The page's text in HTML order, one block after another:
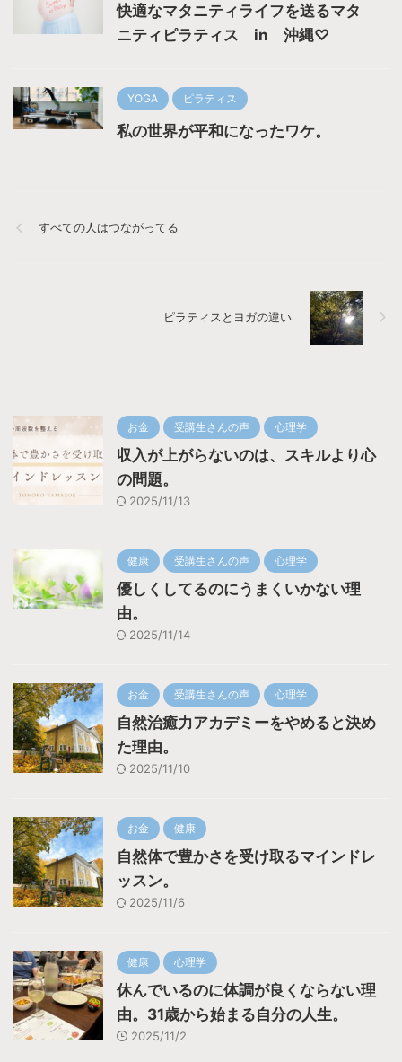
快適なマタニティライフを送るマタ
ニティピラティス in 沖縄♡
YOGA ピラティス
私の世界が平和になったワケ。
すべての人はつながってる
ピラティスとヨガの違い
お金 受講生さんの声 心理学
収入が上がらないのは、スキルより心
の問題。
2025/11/13
健康 受講生さんの声 心理学
優しくしてるのにうまくいかない理
由。
2025/11/14
お金 受講生さんの声 心理学
自然治癒力アカデミーをやめると決め
た理由。
2025/11/10
お金 健康
自然体で豊かさを受け取るマインドレ
ッスン。
2025/11/6
健康 心理学
休んでいるのに体調が良くならない理
由。31歳から始まる自分の人生。
2025/11/2